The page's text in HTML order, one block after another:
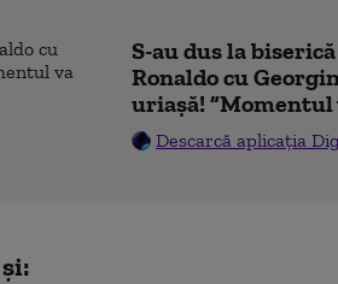
S-au dus la
Ronaldo cu
uriașă!
Descarcă aplicația